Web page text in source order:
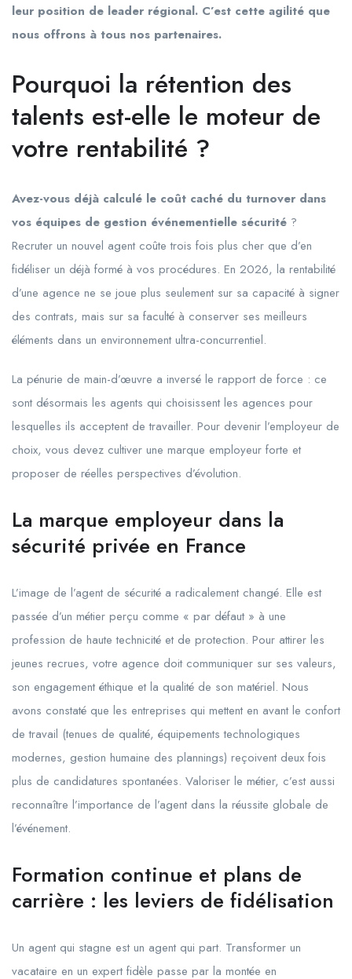
leur position de leader régional. C’est cette agilité que
nous offrons à tous nos partenaires.
Pourquoi la rétention des
talents est-elle le moteur de
votre rentabilité ?
Avez-vous déjà calculé le coût caché du turnover dans
vos équipes de gestion événementielle sécurité ?
Recruter un nouvel agent coûte trois fois plus cher que d’en
fidéliser un déjà formé à vos procédures. En 2026, la rentabilité
d’une agence ne se joue plus seulement sur sa capacité à signer
des contrats, mais sur sa faculté à conserver ses meilleurs
éléments dans un environnement ultra-concurrentiel.
La pénurie de main-d’œuvre a inversé le rapport de force : ce
sont désormais les agents qui choisissent les agences pour
lesquelles ils acceptent de travailler. Pour devenir l’employeur de
choix, vous devez cultiver une marque employeur forte et
proposer de réelles perspectives d’évolution.
La marque employeur dans la
sécurité privée en France
L’image de l’agent de sécurité a radicalement changé. Elle est
passée d’un métier perçu comme « par défaut » à une
profession de haute technicité et de protection. Pour attirer les
jeunes recrues, votre agence doit communiquer sur ses valeurs,
son engagement éthique et la qualité de son matériel. Nous
avons constaté que les entreprises qui mettent en avant le confort
de travail (tenues de qualité, équipements technologiques
modernes, gestion humaine des plannings) reçoivent deux fois
plus de candidatures spontanées. Valoriser le métier, c’est aussi
reconnaître l’importance de l’agent dans la réussite globale de
l’événement.
Formation continue et plans de
carrière : les leviers de fidélisation
Un agent qui stagne est un agent qui part. Transformer un
vacataire en un expert fidèle passe par la montée en